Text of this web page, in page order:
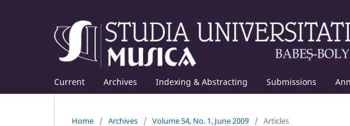
Current Archives Indexing & Abstracting Submissions
Home / Archives / Volume 54, No. 1, June 2009 / Articles